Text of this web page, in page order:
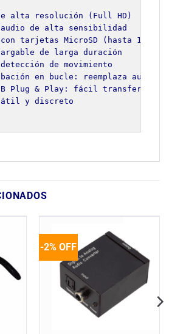
alta resolución (Full HD)
audio de alta sensibilidad
tarjetas MicroSD (hasta 128
de larga duración
de movimiento
en bucle: reemplaza
Plug & Play: fácil
y discreto
-2% OFF